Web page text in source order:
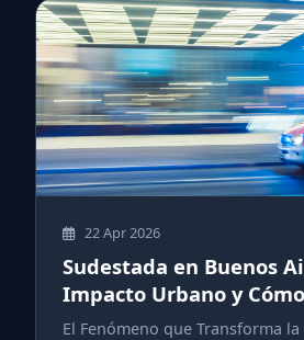
22 Apr 2026
Sudestada en Buenos
Impacto Urbano y
El Fenómeno que Transforma la